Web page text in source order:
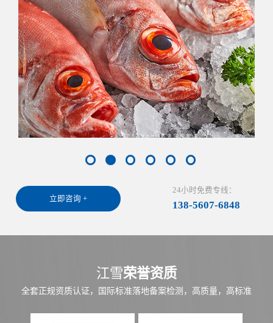
立即咨询 +
24小时免费专线：
138-5607-6848
江雪荣誉资质
全套正规资质认证，国际标准落地备案检测，高质量，高标准